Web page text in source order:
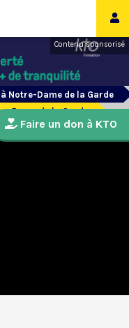
Contenu sponsorisé
Notre-Dame de la Garde
Dame de la Garde
Faire un don à KTO